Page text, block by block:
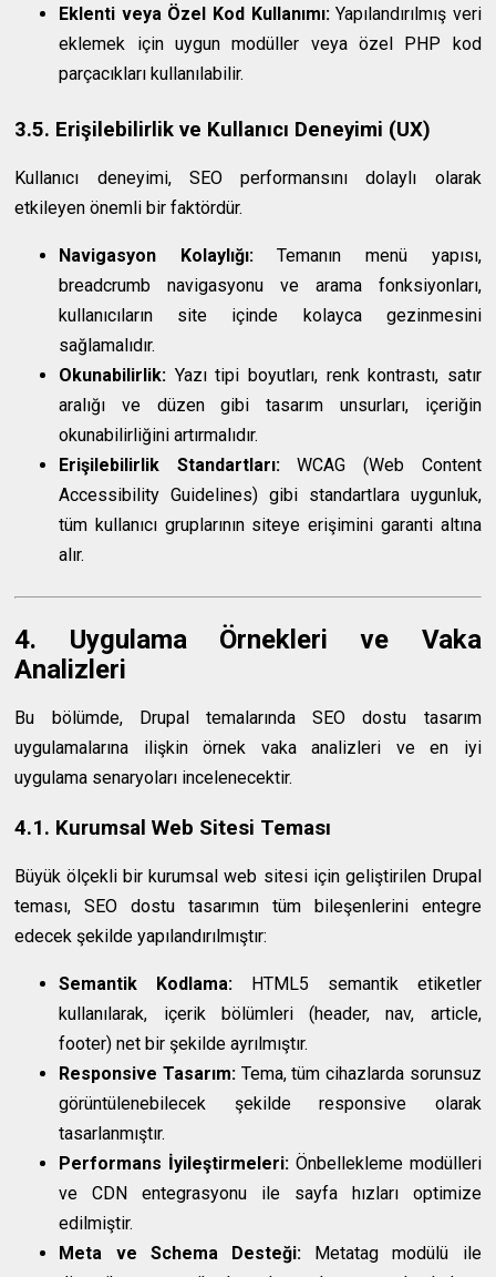
Eklenti veya Özel Kod Kullanımı:Yapılandırılmış veri
eklemek için uygun modüller veya özel PHP kod
parçacıkları kullanılabilir.
3.5. Erişilebilirlik ve Kullanıcı Deneyimi (UX)
Kullanıcı deneyimi, SEO performansını dolaylı olarak
etkileyen önemli bir faktördür.
Navigasyon Kolaylığı:Temanın menü yapısı,
breadcrumb navigasyonu ve arama fonksiyonları,
kullanıcıların site içinde kolayca gezinmesini
sağlamalıdır.
Okunabilirlik: Yazı tipi boyutları, renk kontrastı, satır
aralığı ve düzen gibi tasarım unsurları, içeriğin
okunabilirliğini artırmalıdır.
Erişilebilirlik Standartları:WCAG (Web Content
Accessibility Guidelines) gibi standartlara uygunluk,
tüm kullanıcı gruplarının siteye erişimini garanti altına
alır.
4. Uygulama Örnekleri ve Vaka
Analizleri
Bu bölümde, Drupal temalarında SEO dostu tasarım
uygulamalarına ilişkin örnek vaka analizleri ve en iyi
uygulama senaryoları incelenecektir.
4.1. Kurumsal Web Sitesi Teması
Büyük ölçekli bir kurumsal web sitesi için geliştirilen Drupal
teması, SEO dostu tasarımın tüm bileşenlerini entegre
edecek şekilde yapılandırılmıştır:
Semantik Kodlama: HTML5 semantik etiketler
kullanılarak, içerik bölümleri (header, nav, article,
footer) net bir şekilde ayrılmıştır.
Responsive Tasarım: Tema, tüm cihazlarda sorunsuz
görüntülenebilecek şekilde responsive olarak
tasarlanmıştır.
Performans İyileştirmeleri: Önbellekleme modülleri
ve CDN entegrasyonu ile sayfa hızları optimize
edilmiştir.
Meta ve Schema Desteği: Metatag modülü ile